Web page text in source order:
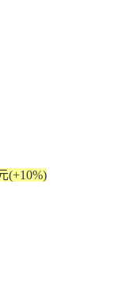
(+10%)